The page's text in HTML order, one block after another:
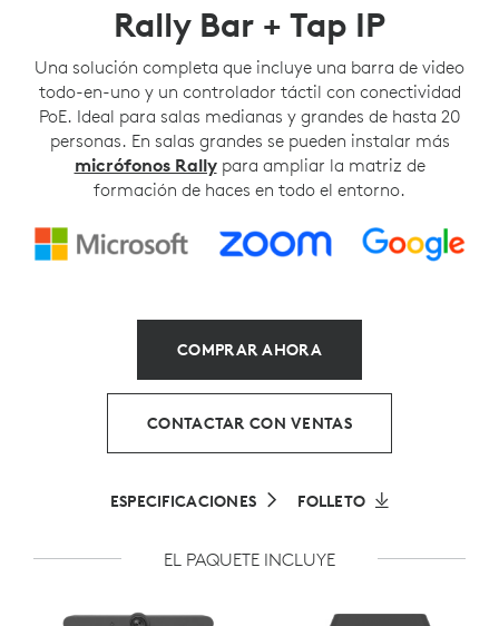
Rally Bar + Tap IP
Una solución completa que incluye una barra de video
todo-en-uno y un controlador táctil con conectividad
PoE. Ideal para salas medianas y grandes de hasta 20
personas. En salas grandes se pueden instalar más
micrófonos Rallypara ampliar la matriz de
formación de haces en todo el entorno.
COMPRAR AHORA
CONTACTAR CON VENTAS
ESPECIFICACIONES FOLLETO
EL PAQUETE INCLUYE